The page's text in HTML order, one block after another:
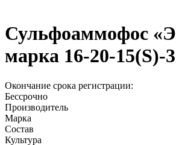
Сульфоаммофос
марка 16-20-15(S)-
Окончание срока регистрации:
Бессрочно
Производитель
Марка
Состав
Культура